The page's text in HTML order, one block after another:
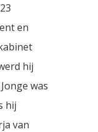
en
hij
was
hij
van